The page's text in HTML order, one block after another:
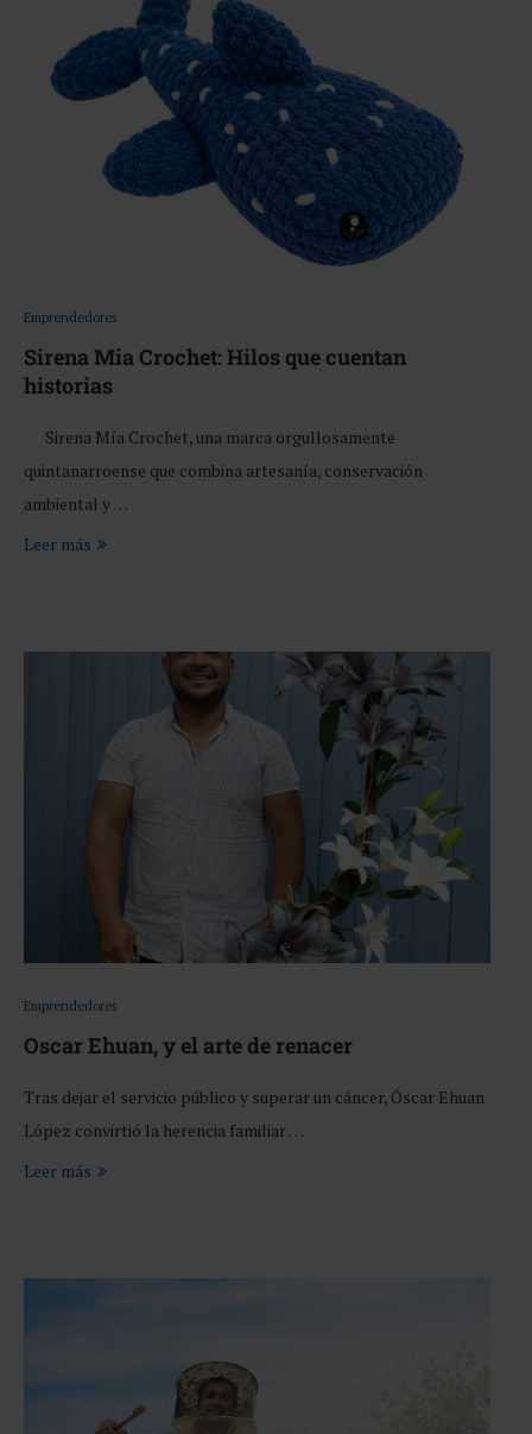
Emprendedores
Sirena Mia Crochet: Hilos que cuentan
historias
Sirena Mía Crochet, una marca orgullosamente
quintanarroense que combina artesanía, conservación
ambiental y …
Leer más
Emprendedores
Oscar Ehuan, y el arte de renacer
Tras dejar el servicio público y superar un cáncer, Óscar Ehuan
López convirtió la herencia familiar …
Leer más